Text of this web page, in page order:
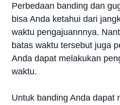
Perbedaan banding dan
bisa Anda ketahui dari
waktu pengajuannnya.
batas waktu tersebut juga
Anda dapat melakukan
waktu.
Untuk banding Anda dapat